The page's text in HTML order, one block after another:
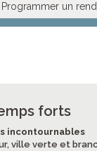
Programmer un
forts
incontournables
ville verte et